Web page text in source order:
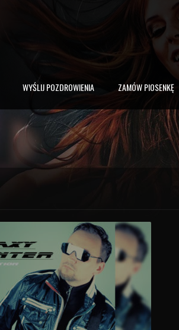
WYŚLIJ POZDROWIENIA ZAMÓW PIOSENKĘ